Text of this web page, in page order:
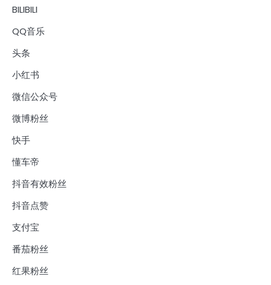
BILIBILI
QQ音乐
头条
小红书
微信公众号
微博粉丝
快手
懂车帝
抖音有效粉丝
抖音点赞
支付宝
番茄粉丝
红果粉丝